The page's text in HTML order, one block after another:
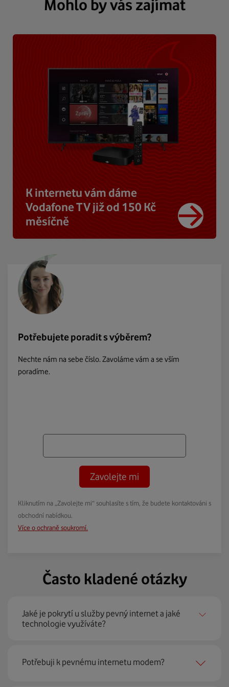
Mohlo by vás zajímat
K internetu vám dáme
Vodafone TV již od 150 Kč
měsíčně
Potřebujete poradit s výběrem?
Nechte nám na sebe číslo. Zavoláme vám a se vším
poradíme.
Zavolejte mi
Kliknutím na „Zavolejte mi“ souhlasíte s tím, že budete kontaktováni s
obchodní nabídkou.
Více o ochraně soukromí.
Často kladené otázky
Jaké je pokrytí u služby pevný internet a jaké
technologie využíváte?
Pevný internet můžeme nabídnout
domácností
Potřebuji k pevnému internetu modem?